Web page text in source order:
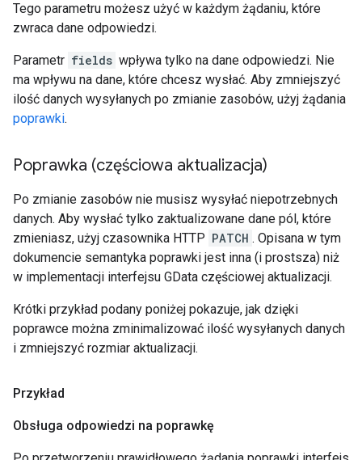
Tego parametru możesz użyć w każdym żądaniu, które
zwraca dane odpowiedzi.
Parametr fields wpływa tylko na dane odpowiedzi. Nie
ma wpływu na dane, które chcesz wysłać. Aby zmniejszyć
ilość danych wysyłanych po zmianie zasobów, użyj żądania
poprawki.
Poprawka (częściowa aktualizacja)
Po zmianie zasobów nie musisz wysyłać niepotrzebnych
danych. Aby wysłać tylko zaktualizowane dane pól, które
zmieniasz, użyj czasownika HTTP PATCH . Opisana w tym
dokumencie semantyka poprawki jest inna (i prostsza) niż
w implementacji interfejsu GData częściowej aktualizacji.
Krótki przykład podany poniżej pokazuje, jak dzięki
poprawce można zminimalizować ilość wysyłanych danych
i zmniejszyć rozmiar aktualizacji.
Przykład
Obsługa odpowiedzi na poprawkę